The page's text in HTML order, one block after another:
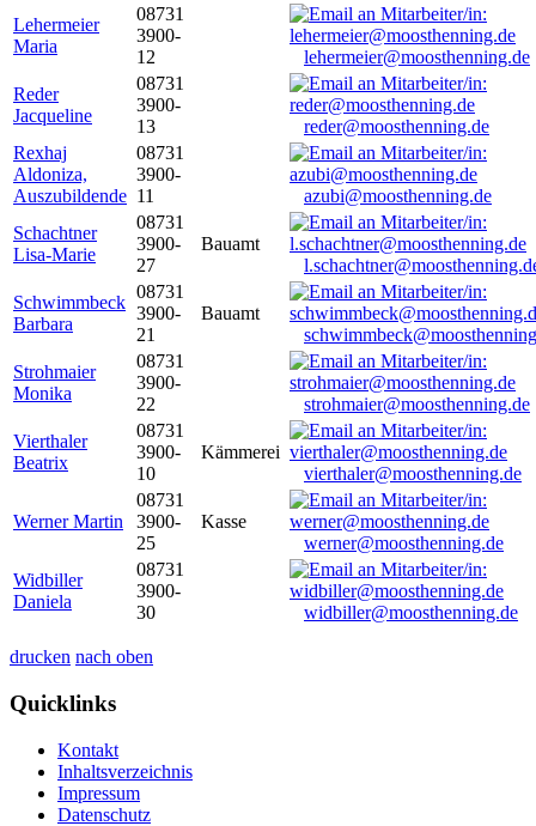
Lehermeier
Maria
08731
3900-
12
lehermeier@moosthenning.de
Reder
Jacqueline
08731
3900-
13
reder@moosthenning.de
Rexhaj
Aldoniza,
Auszubildende
08731
3900-
11
azubi@moosthenning.de
Schachtner
Lisa-Marie
08731
3900-
27
Bauamt
Schwimmbeck
Barbara
08731
3900-
21
Bauamt
Strohmaier
Monika
08731
3900-
22
strohmaier@moosthenning.de
Vierthaler
Beatrix
08731
3900-
10
Kämmerei
vierthaler@moosthenning.de
Werner Martin
08731
3900-
25
Kasse
werner@moosthenning.de
Widbiller
Daniela
08731
3900-
30
widbiller@moosthenning.de
drucken nach oben
Quicklinks
Kontakt
Inhaltsverzeichnis
Impressum
Datenschutz